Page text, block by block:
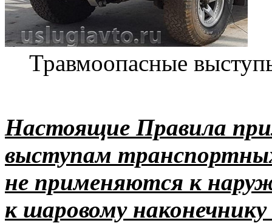
Травмоопасные
Настоящие Правила
выступам
не применяются к
к шаровому